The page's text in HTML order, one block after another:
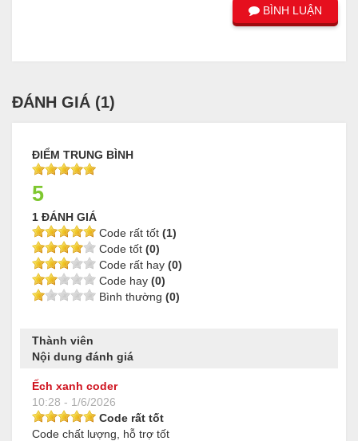
BÌNH LUẬN
ĐÁNH GIÁ (1)
ĐIỂM TRUNG BÌNH
5
1 ĐÁNH GIÁ
Code rất tốt (1)
Code tốt (0)
Code rất hay (0)
Code hay (0)
Bình thường (0)
Thành viên
Nội dung đánh giá
Ếch xanh coder
10:28 - 1/6/2026
Code rất tốt
Code chất lượng, hỗ trợ tốt